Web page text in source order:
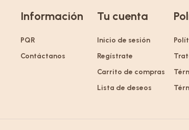
Información
PQR
Contáctanos
Tu cuenta
Inicio de sesión
Regístrate
Carrito de compras
Lista de deseos